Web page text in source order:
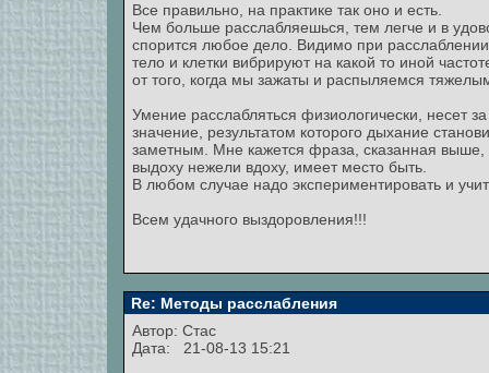
Все правильно, на практике так оно и есть.
Чем больше расслабляешься, тем легче и в
спорится любое дело. Видимо при
тело и клетки вибрируют на какой то иной
от того, когда мы зажаты и распыляемся
Умение расслабляться физиологически, несет
значение, результатом которого дыхание
заметным. Мне кажется фраза, сказанная выше,
выдоху нежели вдоху, имеет место быть.
В любом случае надо экспериментировать и
Всем удачного выздоровления!!!
Re: Методы расслабления
Автор: Стас
Дата: 21-08-13 15:21